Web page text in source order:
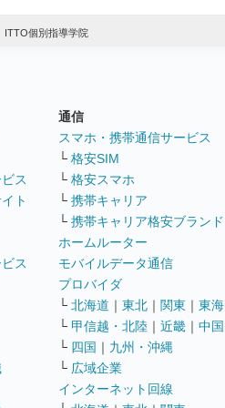
ITTO個別指導学院
ス
ト
ス
通信
スマホ・携帯通信サービス
└ 格安SIM
└ 格安スマホ
└ 携帯キャリア
└ 携帯キャリア格安ブランド
ホームルーター
モバイルデータ通信
プロバイダ
└ 北海道 ｜ 東北 ｜ 関東 ｜ 東海
└ 甲信越・北陸 ｜ 近畿 ｜ 中国
└ 四国 ｜ 九州・沖縄
└ 広域企業
インターネット回線